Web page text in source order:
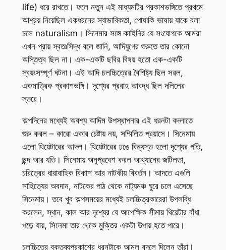
life) ধরে রাখতে। ফলে নতুন এই মাধ্যমটির প্রকাশভঙ্গিতে প্রথমে
আশ্রয় নিয়েছিল একধরনের স্বাভাবিকতা, পোষাকি ভাষায় যাকে বলা
চলে naturalism। সিনেমার সঙ্গে কাহিনির যে সংযোগকে আমরা
এখন প্রায় স্বতঃসিদ্ধ বলে জানি, আদিযুগের শুরুতে তার কোনো
অস্তিত্ব ছিল না। এক-একটি ছবির বিষয় হতো এক-একটি
স্বয়ংসম্পূর্ণ ঘটনা। এই আদি চলচ্চিত্রের বৈশিষ্ট্য ছিল সরল,
একমাত্রিক প্রকাশভঙ্গি। দৃশ্যের প্রবাহ আবদ্ধ ছিল দলিলের
স্তরে।
অল্পদিনের মধ্যেই অবশ্য আদিম উপস্থাপনার এই ধরনটা বদলাতে
শুরু করল – কারো একার চেষ্টায় নয়, সম্মিলিত প্রয়াসে। সিনেমায়
এলো থিয়েটারের আদল। থিয়েটারের ঢঙে বিন্যস্ত হলো দৃশ্যের গতি,
ছন্দ আর যতি। সিনেমায় অনুপ্রবেশ করল আখ্যানের জটিলতা,
চরিত্রের ধারাবাহিক বিকাশ আর নাটকীয় বিবর্তন। আদতে এগুলি
সাহিত্যের অবদান, নাটকের পাঠ থেকে নাট্যমঞ্চ ঘুরে চলে এসেছে
সিনেমায়। তবে খুব অল্পসময়ের মধ্যেই চলচ্চিত্রকারেরা উপলব্ধি
করলেন, স্থান, কাল আর দৃশ্যের যে আপেক্ষিক সীমায় থিয়েটার বাঁধা
পড়ে যায়, সিনেমা তার থেকে মুক্তির একটা উপায় হতে পারে।
চলচ্চিত্রে বক্তব্যপ্রকাশের ধরনটাকে আমূল বদলে দিলেন তাঁরা।